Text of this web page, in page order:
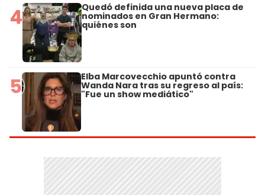
4 Quedó definida una nueva placa de
nominados en Gran Hermano:
quiénes son
5 Elba Marcovecchio apuntó contra
Wanda Nara tras su regreso al país:
"Fue un show mediático"